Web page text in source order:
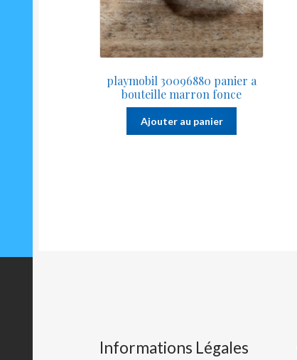
playmobil 30096880 panier a
bouteille marron fonce
Ajouter au panier
Informations Légales